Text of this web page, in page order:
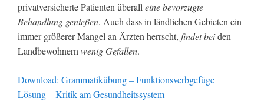
privatversicherte Patienten überall eine bevorzugte
Behandlung genießen. Auch dass in ländlichen Gebieten ein
immer größerer Mangel an Ärzten herrscht, findet beiden
Landbewohnern wenig Gefallen.
Download: Grammatikübung – Funktionsverbgefüge
Lösung – Kritik am Gesundheitssystem